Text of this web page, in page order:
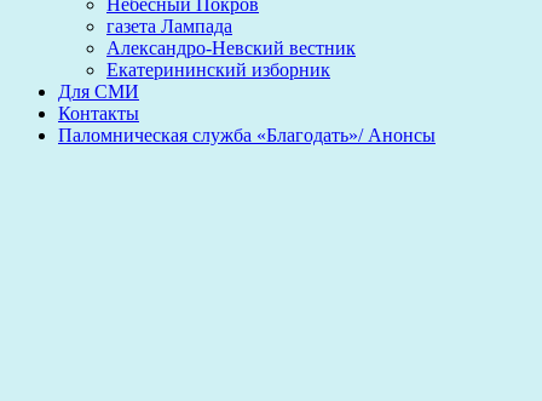
Небесный Покров
газета Лампада
Александро-Невский вестник
Екатерининский изборник
Для СМИ
Контакты
Паломническая служба «Благодать»/ Анонсы